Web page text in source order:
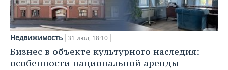
Недвижимость 31 июл, 18:10
Бизнес в объекте культурного наследия:
особенности национальной аренды